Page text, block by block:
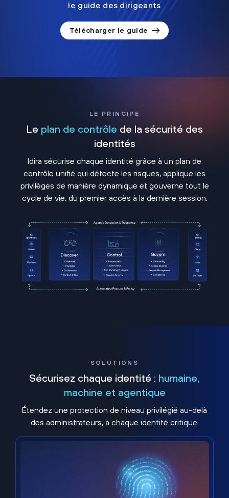
le guide des dirigeants
Télécharger le guide
LE PRINCIPE
Le plan de contrôle de la sécurité des
identités
Idira sécurise chaque identité grâce à un plan de
contrôle unifié qui détecte les risques, applique les
privilèges de manière dynamique et gouverne tout le
cycle de vie, du premier accès à la dernière session.
SOLUTIONS
Sécurisez chaque identité : humaine,
machine et agentique
Étendez une protection de niveau privilégié au-delà
des administrateurs, à chaque identité critique.